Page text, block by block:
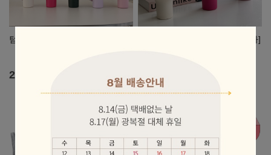
텀블러 꾸미기 모음전
2,500원
[대용량텀블러바로주목!/앵콜3차]
15,900원